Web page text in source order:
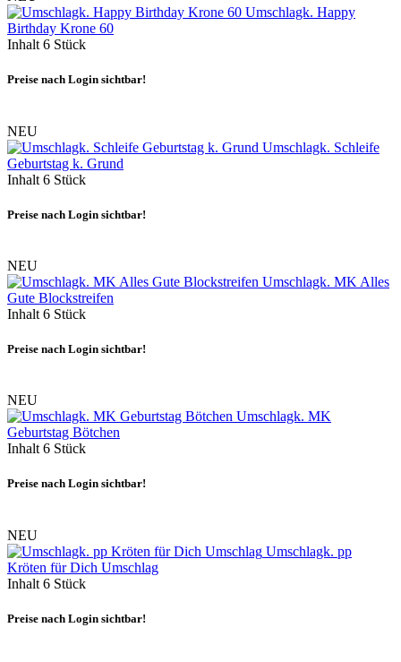
Umschlagk. Happy
Birthday Krone 60
Inhalt 6 Stück
Preise nach Login sichtbar!
NEU
Umschlagk. Schleife
Geburtstag k. Grund
Inhalt 6 Stück
Preise nach Login sichtbar!
NEU
Umschlagk. MK Alles
Gute Blockstreifen
Inhalt 6 Stück
Preise nach Login sichtbar!
NEU
Umschlagk. MK
Geburtstag Bötchen
Inhalt 6 Stück
Preise nach Login sichtbar!
NEU
Umschlagk. pp
Kröten für Dich Umschlag
Inhalt 6 Stück
Preise nach Login sichtbar!